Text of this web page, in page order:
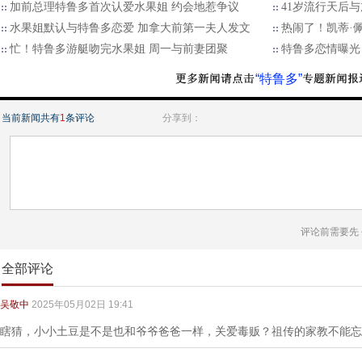
加前总理特鲁多首次认爱水果姐 约会地惹争议
41岁流行天后
水果姐默认与特鲁多恋爱 加拿大前第一夫人发文
热闹了！凯蒂·
忙！特鲁多游艇吻完水果姐 周一与前妻团聚
特鲁多恋情曝
“特鲁多”
当前新闻共有1条评论 分享到：
评论前需要先
全部评论
吴敬中 2025年05月02日 19:41
瞎猜，小小土豆是不是也和爷爷爸爸一样，关爱毒贩？祖传的家教不能